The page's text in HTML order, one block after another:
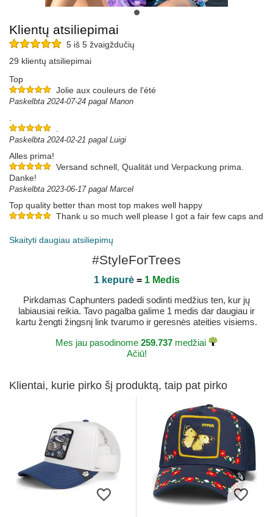
Klientų atsiliepimai
5 iš 5 žvaigždučių
29 klientų atsiliepimai
Top
Jolie aux couleurs de l'été
Paskelbta 2024-07-24 pagal Manon
.
.
Paskelbta 2024-02-21 pagal Luigi
Alles prima!
Versand schnell, Qualität und Verpackung prima.
Danke!
Paskelbta 2023-06-17 pagal Marcel
Top quality better than most top makes well happy
Thank u so much well please I got a fair few caps and
Paskelbta 2023-06-12 pagal Paul
Skaityti daugiau atsiliepimų
#StyleForTrees
1 kepurė= 1 Medis
Pirkdamas Caphunters padedi sodinti medžius ten, kur jų
labiausiai reikia. Tavo pagalba galime 1 medis dar daugiau ir
kartu žengti žingsnį link tvarumo ir geresnės ateities visiems.
Mes jau pasodinome 259.737 medžiai
Ačiū!
Klientai, kurie pirko šį produktą, taip pat pirko